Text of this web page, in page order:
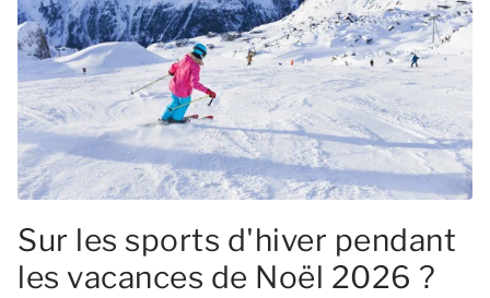
Sur les sports d'hiver pendant
les vacances de Noël 2026 ?